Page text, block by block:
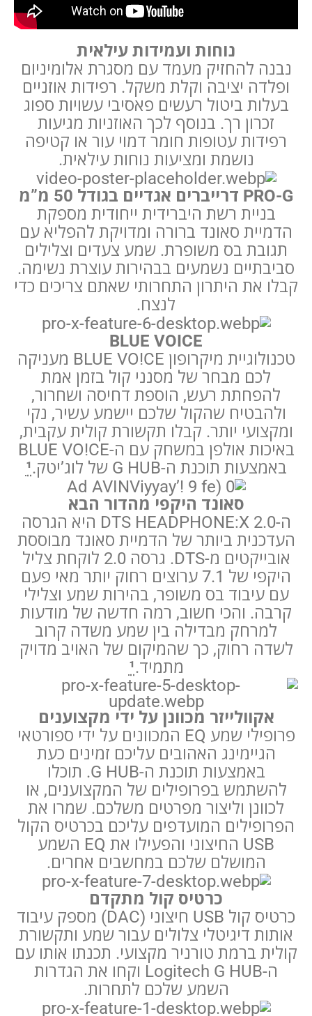
נוחות ועמידות עילאית
נבנה להחזיק מעמד עם מסגרת אלומיניום
ופלדה יציבה וקלת משקל. רפידות אוזניים
בעלות ביטול רעשים פאסיבי עשויות ספוג
זכרון רך. בנוסף לכך האוזניות מגיעות
רפידות עטופות חומר דמוי עור או קטיפה
נושמת ומציעות נוחות עילאית.
PRO-G דרייברים אגדיים בגודל 50 מ”מ
בניית רשת היברידית ייחודית מספקת
הדמיית סאונד ברורה ומדויקת להפליא עם
תגובת בס משופרת. שמע צעדים וצלילים
סביבתיים נשמעים בבהירות עוצרת נשימה.
קבלו את היתרון התחרותי שאתם צריכים כדי
לנצח.
BLUE VOICE
טכנולוגיית מיקרופון BLUE VO!CE מעניקה
לכם מבחר של מסנני קול בזמן אמת
להפחתת רעש, הוספת דחיסה ושחרור,
ולהבטיח שהקול שלכם יישמע עשיר, נקי
ומקצועי יותר. קבלו תקשורת קולית עקבית,
באיכות אולפן במשחק עם ה-BLUE VO!CE
באמצעות תוכנת ה-G HUB של לוג’יטק.
¹
סאונד היקפי מהדור הבא
ה-DTS HEADPHONE:X 2.0 היא הגרסה
העדכנית ביותר של הדמיית סאונד מבוססת
אובייקטים מ-DTS. גרסה 2.0 לוקחת צליל
היקפי של 7.1 ערוצים רחוק יותר מאי פעם
עם עיבוד בס משופר, בהירות שמע וצלילי
קרבה. והכי חשוב, רמה חדשה של מודעות
למרחק מבדילה בין שמע משדה קרוב
לשדה רחוק, כך שהמיקום של האויב מדויק
מתמיד.¹
אקוולייזר מכוונן על ידי מקצוענים
פרופילי שמע EQ המכוונים על ידי ספורטאי
הגיימינג האהובים עליכם זמינים כעת
באמצעות תוכנת ה-G HUB. תוכלו
להשתמש בפרופילים של המקצוענים, או
לכוונן וליצור מפרטים משלכם. שמרו את
הפרופילים המועדפים עליכם בכרטיס הקול
USB החיצוני והפעילו את EQ השמע
המושלם שלכם במחשבים אחרים.
כרטיס קול מתקדם
כרטיס קול USB חיצוני (DAC) מספק עיבוד
אותות דיגיטלי צלולים עבור שמע ותקשורת
קולית ברמת טורניר מקצועי. תכנתו אותו עם
ה-Logitech G HUB וקחו את הגדרות
השמע שלכם לתחרות.